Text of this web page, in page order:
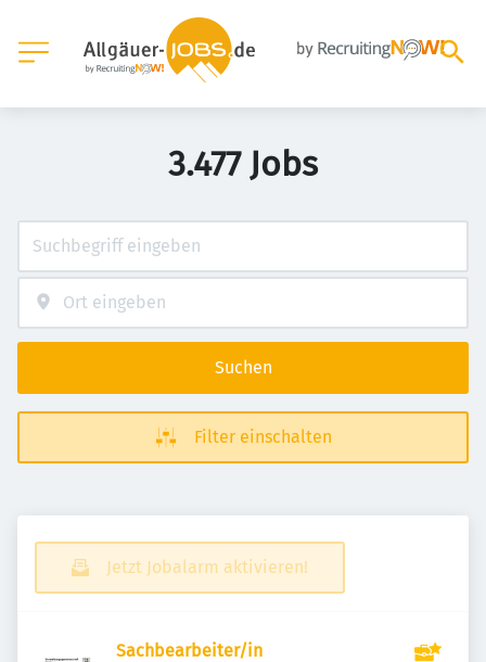
3.477 Jobs
Suchen
Filter einschalten
Jetzt Jobalarm aktivieren!
Sachbearbeiter/in